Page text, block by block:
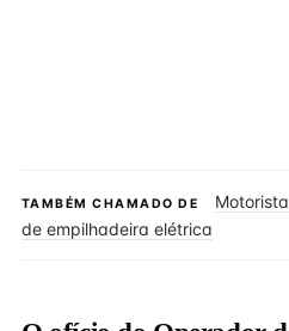
TAMBÉM CHAMADO DE
de empilhadeira elétrica